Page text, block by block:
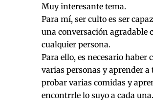
Muy interesante tema.
Para mí, ser culto es ser
una conversación agradable
cualquier persona.
Para ello, es necesario haber
varias personas y aprender a
probar varias comidas y
encontrrle lo suyo a cada una.